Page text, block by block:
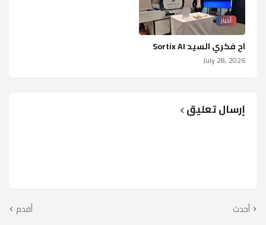
أخبار
اح فكري السيد Sortix AI
July 28, 2026
إرسال تعليق
أحدث أقدم